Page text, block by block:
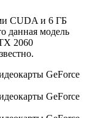
CUDA и 6 ГБ
данная модель
2060